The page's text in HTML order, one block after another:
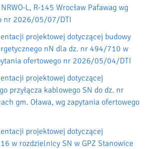
L, R-145 Wrocław Pafawag wg
nr 2026/05/07/DTI
projektowej dotyczącej budowy
nN dla dz. nr 494/710 w
ofertowego nr 2026/05/04/DTI
projektowej dotyczącej
przyłącza kablowego SN do dz. nr
gm. Oława, wg zapytania ofertowego
projektowej dotyczącej
w rozdzielnicy SN w GPZ Stanowice